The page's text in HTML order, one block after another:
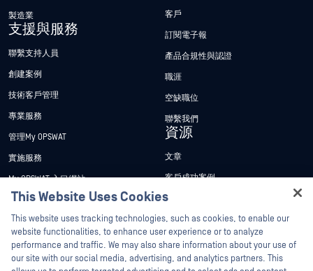
製造業
支援與服務
聯繫支持人員
創建案例
技術客戶管理
專業服務
管理My OPSWAT
實施服務
My OPSWAT 入口網站
技術檔案
訓練
漏洞通報計畫
合作夥伴
客戶
訂閱電子報
產品合規性與認證
職涯
空缺職位
聯繫我們
資源
文章
客戶成功案例
新聞稿
新聞報導
網路研討會
This Website Uses Cookies
This website uses tracking technologies, such as cookies, to enable our
website functionalities, to enhance user experience or to analyze
performance and traffic. We may also share information about your use of
our site with our social media, advertising, and analytics partners. This
Hey there!
I'm Ozzy, your OPSWAT virtual assistant.
How can I help you secure what's critical
today?